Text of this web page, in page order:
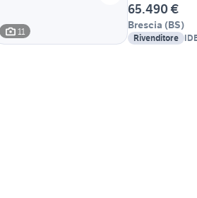
11
65.490 €
Brescia (BS)
Rivenditore